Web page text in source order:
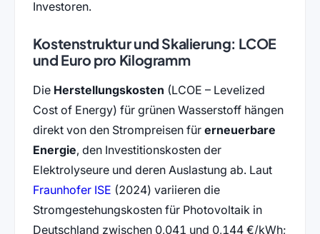
Investoren.
Kostenstruktur und Skalierung: LCOE
und Euro pro Kilogramm
Die Herstellungskosten (LCOE – Levelized
Cost of Energy) für grünen Wasserstoff hängen
direkt von den Strompreisen für erneuerbare
Energie, den Investitionskosten der
Elektrolyseure und deren Auslastung ab. Laut
Fraunhofer ISE(öffnet in neuem Tab)
(2024) variieren die
Stromgestehungskosten für Photovoltaik in
Deutschland zwischen 0,041 und 0,144 €/kWh;